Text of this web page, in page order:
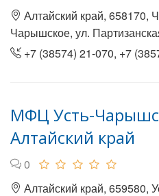
Алтайский край, 658170,
Чарышское, ул.
+7 (38574) 21-070, +7
МФЦ Усть-
Алтайский край
0
Алтайский край, 659580,